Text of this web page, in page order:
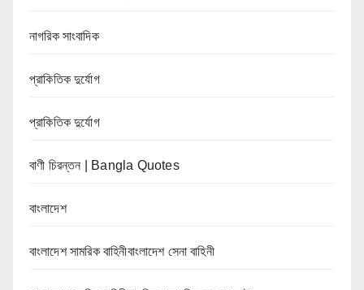
নাগরিক সাংবাদিক
প্রাকিতিক দুর্যোগ
প্রাকিতিক দুর্যোগ
বাণী চিরন্তন | Bangla Quotes
বাংলাদেশ
বাংলাদেশ সামরিক বাহিনীবাংলাদেশ সেনা বাহিনী